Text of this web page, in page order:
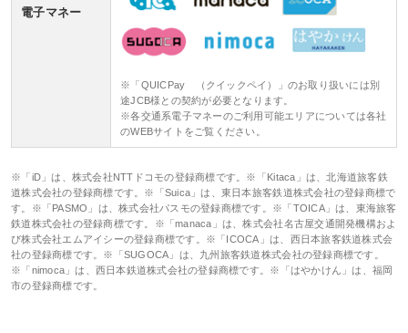
電子マネー
※「QUICPay （クイックペイ）」のお取り扱いには別
途JCB様との契約が必要となります。
※各交通系電子マネーのご利用可能エリアについては各社
のWEBサイトをご覧ください。
※「iD」は、株式会社NTTドコモの登録商標です。※「Kitaca」は、北海道旅客鉄
道株式会社の登録商標です。※「Suica」は、東日本旅客鉄道株式会社の登録商標で
す。※「PASMO」は、株式会社パスモの登録商標です。※「TOICA」は、東海旅客
鉄道株式会社の登録商標です。※「manaca」は、株式会社名古屋交通開発機構およ
び株式会社エムアイシーの登録商標です。※「ICOCA」は、西日本旅客鉄道株式会
社の登録商標です。※「SUGOCA」は、九州旅客鉄道株式会社の登録商標です。
※「nimoca」は、西日本鉄道株式会社の登録商標です。※「はやかけん」は、福岡
市の登録商標です。